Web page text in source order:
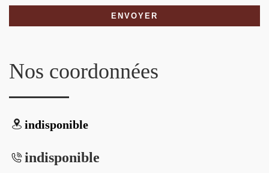
Nos coordonnées
indisponible
indisponible